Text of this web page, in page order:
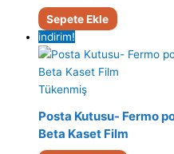
Sepete Ekle
indirim!
Tükenmiş
Posta Kutusu- Fermo
Beta Kaset Film